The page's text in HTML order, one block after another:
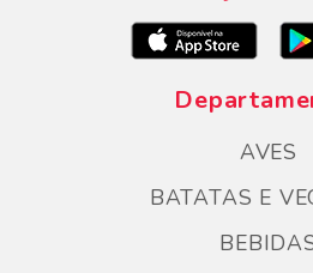
AVES
BATATAS E